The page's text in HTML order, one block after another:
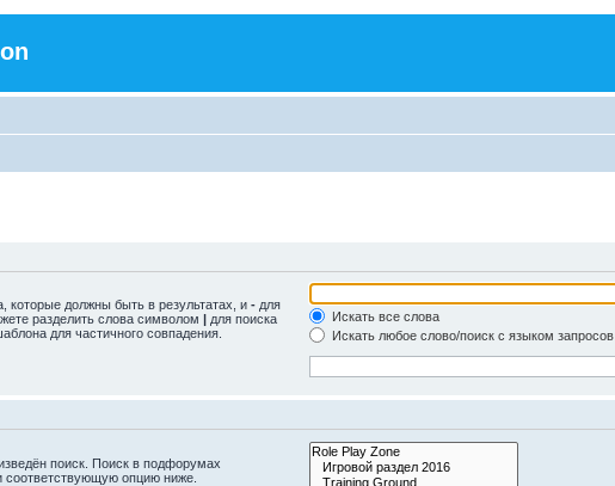
которые должны быть в результатах, и - для
разделить слова символом | для поиска
для частичного совпадения.
Искать все слова
Искать любое слово/поиск с языком запросов
поиск. Поиск в подфорумах
соответствующую опцию ниже.